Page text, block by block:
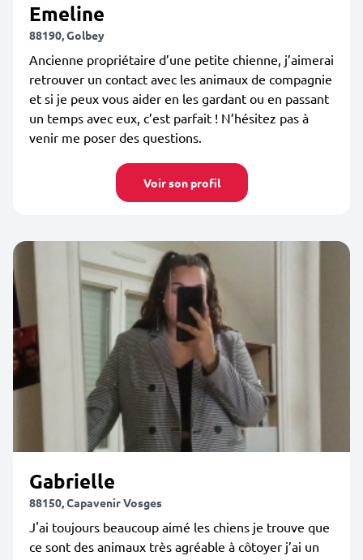
Emeline
88190, Golbey
Ancienne propriétaire d’une petite chienne, j’aimerai
retrouver un contact avec les animaux de compagnie
et si je peux vous aider en les gardant ou en passant
un temps avec eux, c’est parfait ! N’hésitez pas à
venir me poser des questions.
Voir son profil
Gabrielle
88150, Capavenir Vosges
J'ai toujours beaucoup aimé les chiens je trouve que
ce sont des animaux très agréable à côtoyer j’ai un